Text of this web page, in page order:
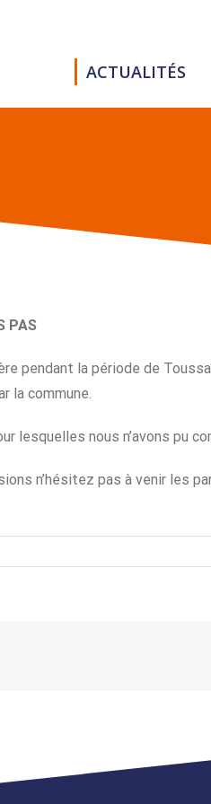
ACTUALITÉS
PAS
pendant la période de
la commune.
lesquelles nous n’avons pu
n’hésitez pas à venir les